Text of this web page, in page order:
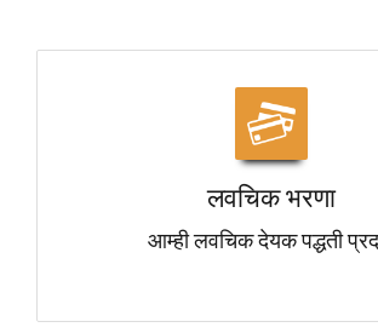
लवचिक भरणा
आम्ही लवचिक देयक पद्धती